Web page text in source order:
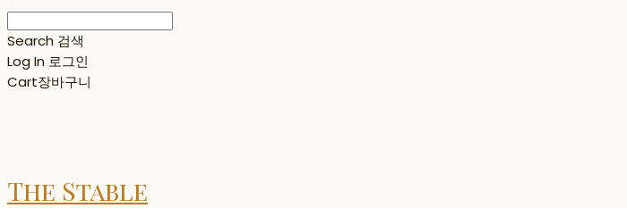
Search 검색
Log In 로그인
Cart장바구니
The Stable